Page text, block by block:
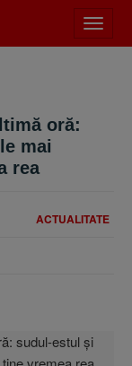
meniu
oră:
mai
rea
ACTUALITATE